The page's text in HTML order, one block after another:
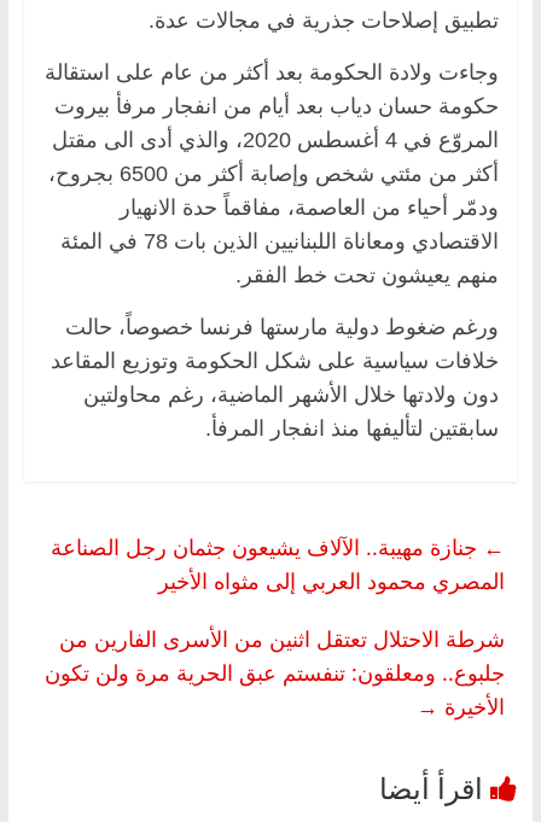
تطبيق إصلاحات جذرية في مجالات عدة.
وجاءت ولادة الحكومة بعد أكثر من عام على استقالة
حكومة حسان دياب بعد أيام من انفجار مرفأ بيروت
المروّع في 4 أغسطس 2020، والذي أدى الى مقتل
أكثر من مئتي شخص وإصابة أكثر من 6500 بجروح،
ودمّر أحياء من العاصمة، مفاقماً حدة الانهيار
الاقتصادي ومعاناة اللبنانيين الذين بات 78 في المئة
منهم يعيشون تحت خط الفقر.
ورغم ضغوط دولية مارستها فرنسا خصوصاً، حالت
خلافات سياسية على شكل الحكومة وتوزيع المقاعد
دون ولادتها خلال الأشهر الماضية، رغم محاولتين
سابقتين لتأليفها منذ انفجار المرفأ.
← جنازة مهيبة.. الآلاف يشيعون جثمان رجل الصناعة
المصري محمود العربي إلى مثواه الأخير
شرطة الاحتلال تعتقل اثنين من الأسرى الفارين من
جلبوع.. ومعلقون: تنفستم عبق الحرية مرة ولن تكون
الأخيرة →